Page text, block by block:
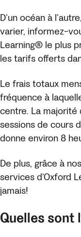
D’un océan à
varier, informez-
Learning® le plus
les tarifs offerts
Le frais totaux
fréquence à
centre. La majorité
sessions de cours
donne environ 8
De plus, grâce à
services d’Oxford
jamais!
Quelles sont